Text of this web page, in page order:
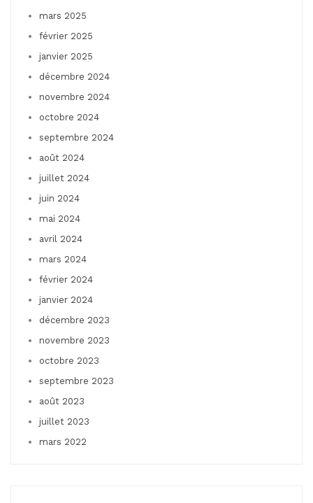
mars 2025
février 2025
janvier 2025
décembre 2024
novembre 2024
octobre 2024
septembre 2024
août 2024
juillet 2024
juin 2024
mai 2024
avril 2024
mars 2024
février 2024
janvier 2024
décembre 2023
novembre 2023
octobre 2023
septembre 2023
août 2023
juillet 2023
mars 2022